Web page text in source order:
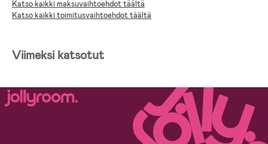
Katso kaikki maksuvaihtoehdot täältä
Katso kaikki toimitusvaihtoehdot täältä
Viimeksi katsotut